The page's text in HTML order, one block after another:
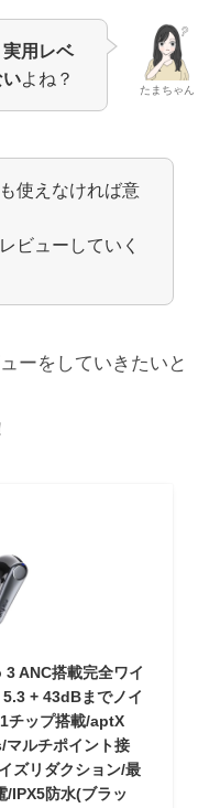
たまちゃん
実用レベ
いよね？
使えなければ意
ビューしていく
ーをしていきたいと
3 ANC搭載完全ワイ
+ 43dBまでノイ
チップ搭載/aptX
ルチポイント接
ズリダクション/最
/IPX5防水(ブラッ